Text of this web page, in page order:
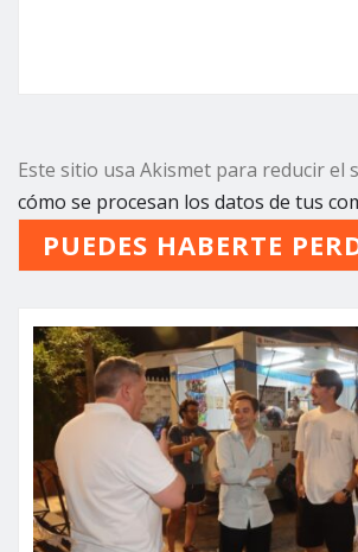
Este sitio usa Akismet para reducir el
cómo se procesan los datos de tus
PUEDES HABERTE